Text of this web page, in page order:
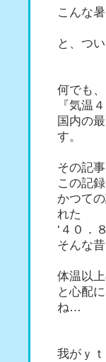
こんな
と、つ
何でも
『気温
国内の
す。
その記
この記
かつて
れた
‘４０．
そんな
体温以
と心配
ね…
我がｙ